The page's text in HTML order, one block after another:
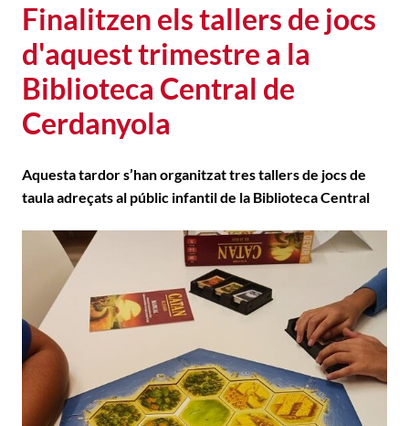
Finalitzen els tallers de jocs
d'aquest trimestre a la
Biblioteca Central de
Cerdanyola
Aquesta tardor s’han organitzat trestallers de jocs de
taulaadreçats al públic infantil de la Biblioteca Central